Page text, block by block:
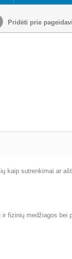
Pridėti prie
kaip sutrenkimai ar
fizinių medžiagos bei